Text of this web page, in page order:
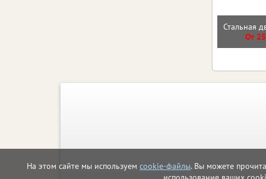
На этом сайте мы используем cookie-файлы. Вы можете
Стальная
От